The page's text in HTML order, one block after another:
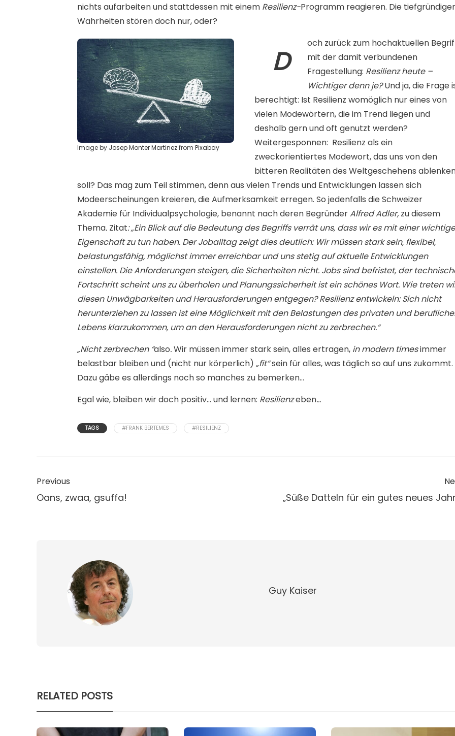
nichts aufarbeiten und stattdessen mit einem Resilienz-Programm reagieren. Die
Wahrheiten stören doch nur, oder?
Image by Josep Monter Martinezfrom Pixabay
D
och zurück zum hochaktuellen
mit der damit verbundenen
Fragestellung: Resilienz heute –
Wichtiger denn je?Und ja, die Frage
berechtigt: Ist Resilienz womöglich nur eines von
vielen Modewörtern, die im Trend liegen und
deshalb gern und oft genutzt werden?
Weitergesponnen: Resilienz als ein
zweckorientiertes Modewort, das uns von den
bitteren Realitäten des Weltgeschehens
soll? Das mag zum Teil stimmen, denn aus vielen Trends und Entwicklungen lassen sich
Modeerscheinungen kreieren, die Aufmerksamkeit erregen. So jedenfalls die Schweizer
Akademie für Individualpsychologie, benannt nach deren BegründerAlfred Adler, zu diesem
Thema. Zitat: „Ein Blick auf die Bedeutung des Begriffs verrät uns, dass wir es mit einer
Eigenschaft zu tun haben. Der Joballtag zeigt dies deutlich: Wir müssen stark sein, flexibel,
belastungsfähig, möglichst immer erreichbar und uns stetig auf aktuelle Entwicklungen
einstellen. Die Anforderungen steigen, die Sicherheiten nicht. Jobs sind befristet, der
Fortschritt scheint uns zu überholen und Planungssicherheit ist ein schönes Wort. Wie treten
diesen Unwägbarkeiten und Herausforderungen entgegen? Resilienz entwickeln: Sich nicht
herunterziehen zu lassen ist eine Möglichkeit mit den Belastungen des privaten und
Lebens klarzukommen, um an den Herausforderungen nicht zu zerbrechen.“
„Nicht zerbrechen “also.Wir müssen immer stark sein, alles ertragen, in modern timesimmer
belastbar bleibenund (nicht nur körperlich) „fit“sein für alles, was täglich so auf uns zukommt.
Dazu gäbe es allerdings noch so manches zu bemerken…
Egal wie, bleiben wir doch positiv… und lernen: Resilienzeben…
TAGS #FRANK BERTEMES #RESILIENZ
Previous
Oans, zwaa, gsuffa! „Süße Datteln für ein gutes neues
Guy Kaiser
RELATED POSTS